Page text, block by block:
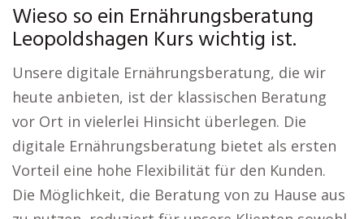
Wieso so ein Ernährungsberatung
Leopoldshagen Kurs wichtig ist.
Unsere digitale Ernährungsberatung, die wir
heute anbieten, ist der klassischen Beratung
vor Ort in vielerlei Hinsicht überlegen. Die
digitale Ernährungsberatung bietet als ersten
Vorteil eine hohe Flexibilität für den Kunden.
Die Möglichkeit, die Beratung von zu Hause aus